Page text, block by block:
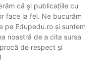
că și publicațiile cu
face la fel. Ne bucurăm
pe Edupedu.ro și suntem
noastră de a cita sursa
de respect și